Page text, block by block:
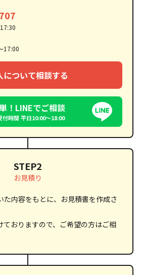
17:00
について相談する
！LINEでご相談
時間 平日10:00〜18:00
STEP2
お見積り
た内容をもとに、お見積書を作成さ
ておりますので、ご希望の方はご相